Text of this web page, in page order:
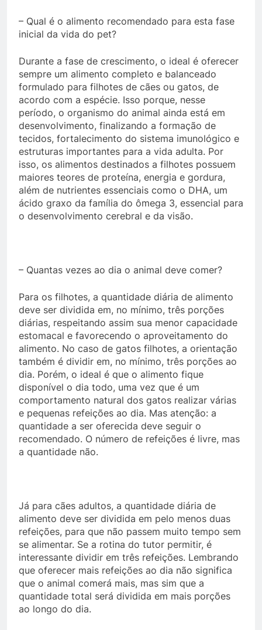
– Qual é o alimento recomendado para esta fase
inicial da vida do pet?
Durante a fase de crescimento, o ideal é oferecer
sempre um alimento completo e balanceado
formulado para filhotes de cães ou gatos, de
acordo com a espécie. Isso porque, nesse
período, o organismo do animal ainda está em
desenvolvimento, finalizando a formação de
tecidos, fortalecimento do sistema imunológico e
estruturas importantes para a vida adulta. Por
isso, os alimentos destinados a filhotes possuem
maiores teores de proteína, energia e gordura,
além de nutrientes essenciais como o DHA, um
ácido graxo da família do ômega 3, essencial para
o desenvolvimento cerebral e da visão.
– Quantas vezes ao dia o animal deve comer?
Para os filhotes, a quantidade diária de alimento
deve ser dividida em, no mínimo, três porções
diárias, respeitando assim sua menor capacidade
estomacal e favorecendo o aproveitamento do
alimento. No caso de gatos filhotes, a orientação
também é dividir em, no mínimo, três porções ao
dia. Porém, o ideal é que o alimento fique
disponível o dia todo, uma vez que é um
comportamento natural dos gatos realizar várias
e pequenas refeições ao dia. Mas atenção: a
quantidade a ser oferecida deve seguir o
recomendado. O número de refeições é livre, mas
a quantidade não.
Já para cães adultos, a quantidade diária de
alimento deve ser dividida em pelo menos duas
refeições, para que não passem muito tempo sem
se alimentar. Se a rotina do tutor permitir, é
interessante dividir em três refeições. Lembrando
que oferecer mais refeições ao dia não significa
que o animal comerá mais, mas sim que a
quantidade total será dividida em mais porções
ao longo do dia.